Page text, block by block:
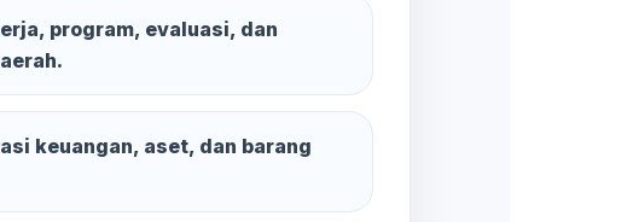
program, evaluasi, dan
keuangan, aset, dan barang